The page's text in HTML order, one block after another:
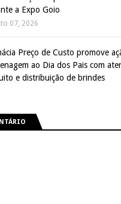
a Expo Goio
07, 2026
Preço de Custo promove
ao Dia dos Pais com
e distribuição de brindes